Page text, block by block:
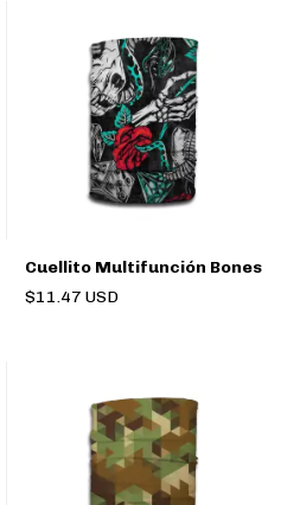
Cuellito Multifunción Bones
$11.47 USD